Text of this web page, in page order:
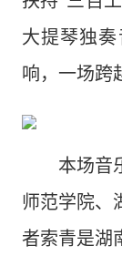
大提琴独
响，一场跨
本场音乐
师范学院、
者索青是湖